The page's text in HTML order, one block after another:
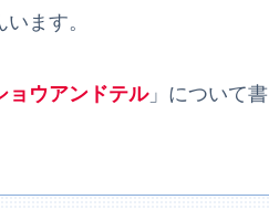
ます。
ョウアンドテル」について書